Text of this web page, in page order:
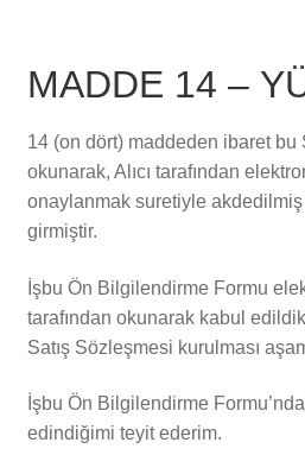
MADDE 14 –
14 (on dört) maddeden ibaret bu
okunarak, Alıcı tarafından
onaylanmak suretiyle
girmiştir.
İşbu Ön Bilgilendirme Formu
tarafından okunarak kabul
Satış Sözleşmesi kurulması
İşbu Ön Bilgilendirme
edindiğimi teyit ederim.